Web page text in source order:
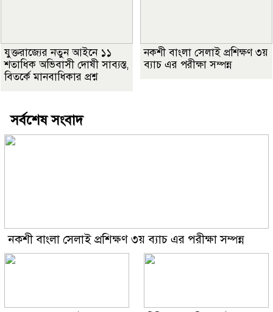
যুক্তরাজ্যের নতুন আইনে ১১
শতাধিক অভিবাসী দোষী সাব্যস্ত,
বিতর্কে মানবাধিকার প্রশ্ন
নকশী বাংলা সেলাই প্রশিক্ষণ ৩য়
ব্যাচ এর পরীক্ষা সম্পন্ন
সর্বশেষ সংবাদ
নকশী বাংলা সেলাই প্রশিক্ষণ ৩য় ব্যাচ এর পরীক্ষা সম্পন্ন